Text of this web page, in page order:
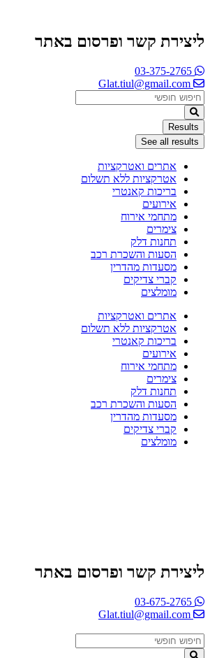
ליצירת קשר ופרסום באתר
03-375-2765
Glat.tiul@gmail.com
Search
...
Results
See all results
אתרים ואטרקציות
אטרקציות ללא תשלום
בריכות קאנטרי
אירועים
מתחמי אירוח
צימרים
תחנות דלק
הסעות והשכרת רכב
מסעדות מהדרין
קברי צדיקים
מומלצים
אתרים ואטרקציות
אטרקציות ללא תשלום
בריכות קאנטרי
אירועים
מתחמי אירוח
צימרים
תחנות דלק
הסעות והשכרת רכב
מסעדות מהדרין
קברי צדיקים
מומלצים
ליצירת קשר ופרסום באתר
03-675-2765
Glat.tiul@gmail.com
Search
...